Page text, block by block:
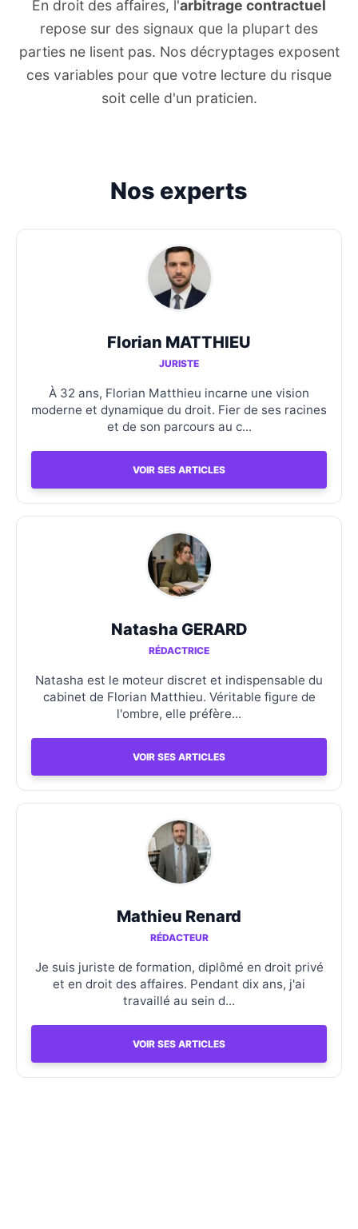
En droit des affaires, l'arbitrage contractuel
repose sur des signaux que la plupart des
parties ne lisent pas. Nos décryptages exposent
ces variables pour que votre lecture du risque
soit celle d'un praticien.
Nos experts
Florian MATTHIEU
JURISTE
À 32 ans, Florian Matthieu incarne une vision
moderne et dynamique du droit. Fier de ses racines
et de son parcours au c...
VOIR SES ARTICLES
Natasha GERARD
RÉDACTRICE
Natasha est le moteur discret et indispensable du
cabinet de Florian Matthieu. Véritable figure de
l'ombre, elle préfère...
VOIR SES ARTICLES
Mathieu Renard
RÉDACTEUR
Je suis juriste de formation, diplômé en droit privé
et en droit des affaires. Pendant dix ans, j'ai
travaillé au sein d...
VOIR SES ARTICLES